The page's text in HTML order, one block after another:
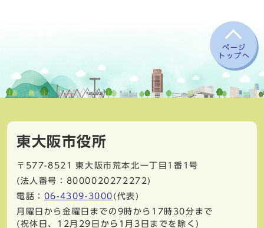
ページ
トップへ
東大阪市役所
〒577-8521
東大阪市荒本北一丁目1番1号
(法人番号：8000020272272)
電話： 06-4309-3000 (代表)
月曜日から金曜日までの9時から17時30分まで
(祝休日、12月29日から1月3日までを除く)